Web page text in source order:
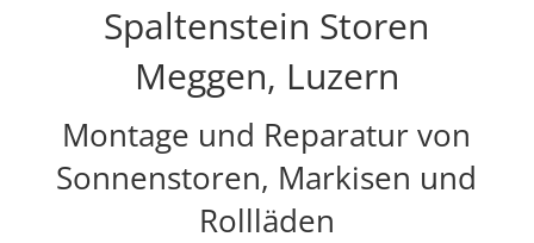
Spaltenstein Storen
Meggen, Luzern
Montage und Reparatur von
Sonnenstoren, Markisen und
Rollläden